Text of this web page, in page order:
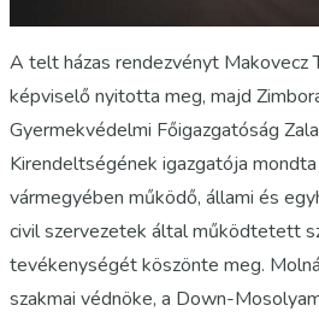
A telt házas rendezvényt Makovecz
képviselő nyitotta meg, majd
Gyermekvédelmi Főigazgatóság
Kirendeltségének igazgatója
vármegyében működő, állami és
civil szervezetek által működtetett
tevékenységét köszönte meg.
szakmai védnöke, a Down-